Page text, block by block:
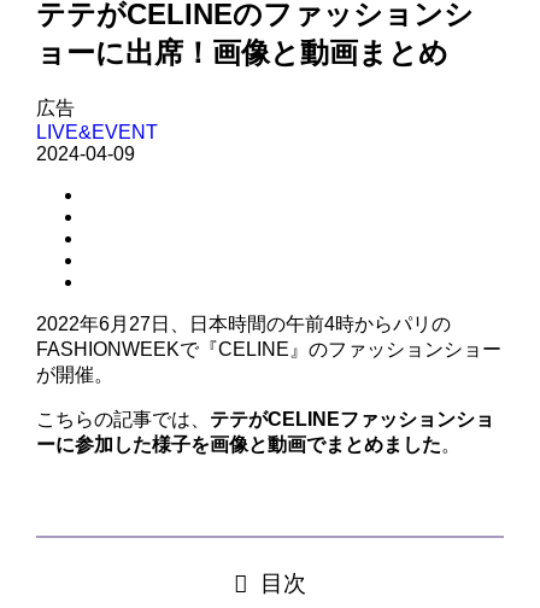
テテがCELINEのファッションシ
ョーに出席！画像と動画まとめ
広告
LIVE&EVENT
2024-04-09
2022年6月27日、日本時間の午前4時からパリの
FASHIONWEEKで『CELINE』のファッションショー
が開催。
こちらの記事では、 テテがCELINEファッションショ
ーに参加した様子を画像と動画でまとめました。
目次